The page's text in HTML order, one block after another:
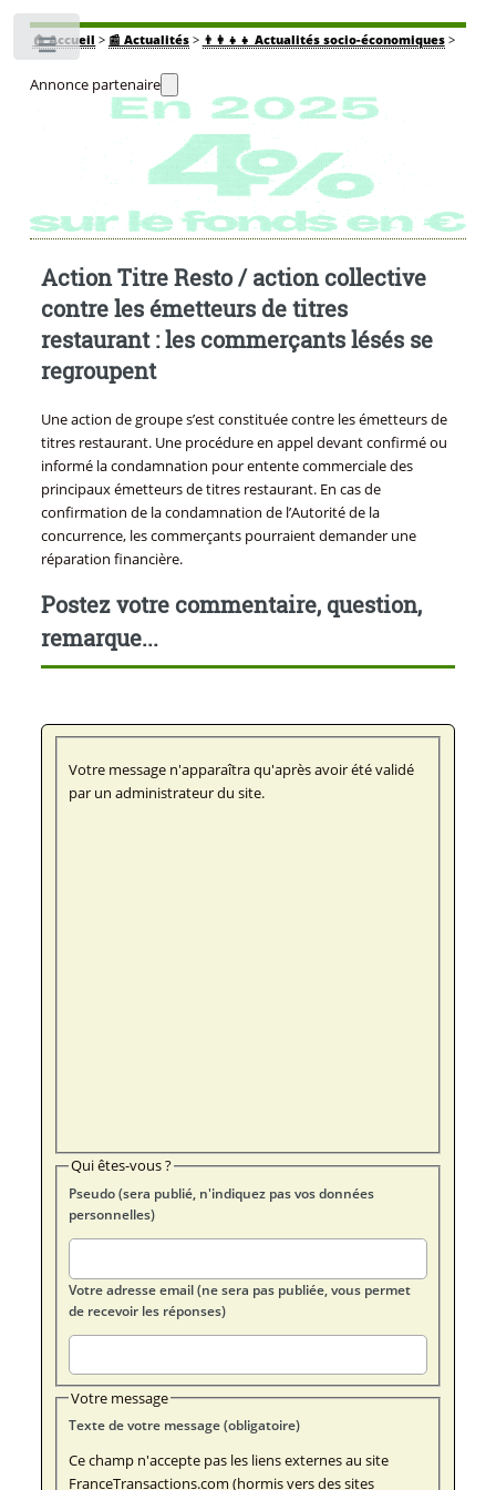
🏠Accueil > 📰 Actualités> 👨‍👩‍👧‍👧 Actualités socio-économiques>
Annonce partenaire
Action Titre Resto / action collective
contre les émetteurs de titres
restaurant : les commerçants lésés se
regroupent
Une action de groupe s’est constituée contre les émetteurs de
titres restaurant. Une procédure en appel devant confirmé ou
informé la condamnation pour entente commerciale des
principaux émetteurs de titres restaurant. En cas de
confirmation de la condamnation de l’Autorité de la
concurrence, les commerçants pourraient demander une
réparation financière.
Postez votre commentaire, question,
remarque...
Votre message n'apparaîtra qu'après avoir été validé
par un administrateur du site.
Qui êtes-vous ?
Pseudo (sera publié, n'indiquez pas vos données
personnelles)
Votre adresse email (ne sera pas publiée, vous permet
de recevoir les réponses)
Votre message
Texte de votre message (obligatoire)
Ce champ n'accepte pas les liens externes au site
FranceTransactions.com (hormis vers des sites
Toggle